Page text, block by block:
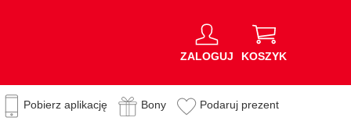
ZALOGUJ KOSZYK
Pobierz aplikację Bony Podaruj prezent